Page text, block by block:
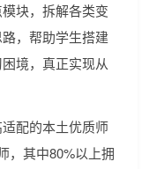
块，拆解各类变
，帮助学生搭建
境，真正实现从
配的本土优质师
，其中80%以上拥